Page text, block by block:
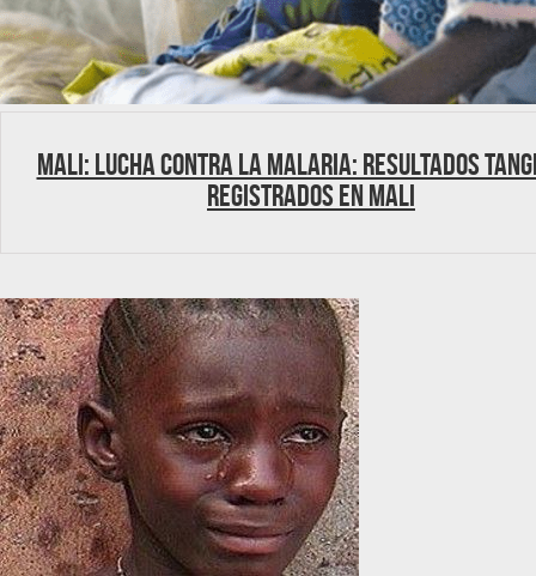
Mali: lucha contra la malaria: resultados
registrados en Mali